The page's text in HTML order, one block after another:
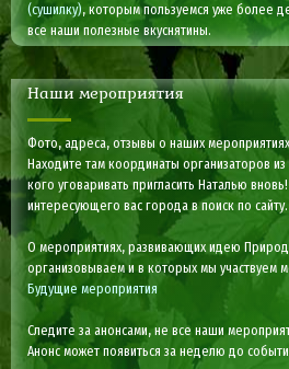
(сушилку), которым пользуемся уже более
все наши полезные вкуснятины.
Наши мероприятия
Фото, адреса, отзывы о наших
Находите там координаты организаторов
кого уговаривать пригласить Наталью
интересующего вас города в поиск по
О мероприятиях, развивающих идею
организовываем и в которых мы участвуем
Будущие мероприятия
Следите за анонсами, не все наши
Анонс может появиться за неделю до